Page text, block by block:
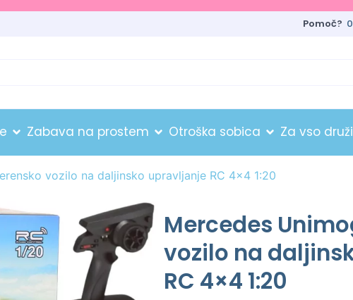
Pomoč?
Zabava na prostem Otroška sobica Za vso
vozilo na daljinsko upravljanje RC 4×4 1:20
Mercedes
vozilo na
RC 4×4 1:20